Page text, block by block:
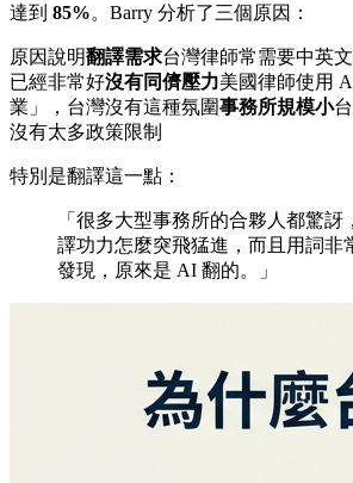
達到 85%。Barry 分析了三個原因：
原因說明翻譯需求台灣律師常需要中英
已經非常好沒有同儕壓力美國律師使用
業」，台灣沒有這種氛圍事務所規模小
沒有太多政策限制
特別是翻譯這一點：
「很多大型事務所的合夥人都驚訝
譯功力怎麼突飛猛進，而且用詞非
發現，原來是 AI 翻的。」